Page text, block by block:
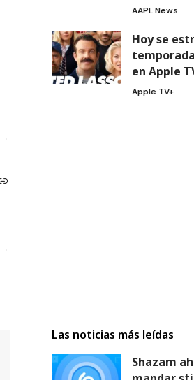
AAPL News
Hoy se
en Apple
Apple TV+
Las noticias más leídas
Shazam